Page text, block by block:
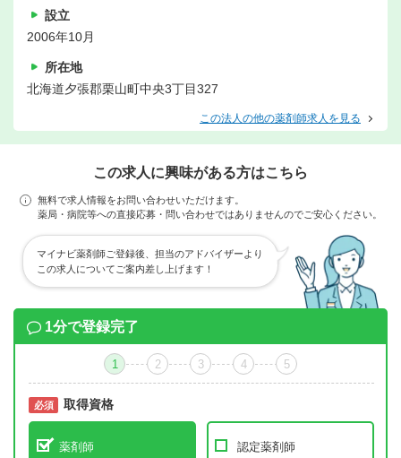
設立
2006年10月
所在地
北海道夕張郡栗山町中央3丁目327
この法人の他の薬剤師求人を見る
この求人に興味がある方はこちら
無料で求人情報をお問い合わせいただけます。
薬局・病院等への直接応募・問い合わせではありませんのでご安心ください。
マイナビ薬剤師ご登録後、担当のアドバイザーより
この求人についてご案内差し上げます！
1分で登録完了
1 2 3 4 5
必須 取得資格
薬剤師 認定薬剤師